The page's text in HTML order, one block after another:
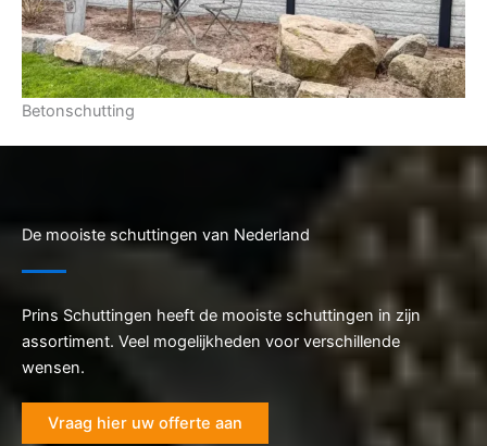
Betonschutting
De mooiste schuttingen van Nederland
Prins Schuttingen heeft de mooiste schuttingen in zijn
assortiment. Veel mogelijkheden voor verschillende
wensen.
Vraag hier uw offerte aan